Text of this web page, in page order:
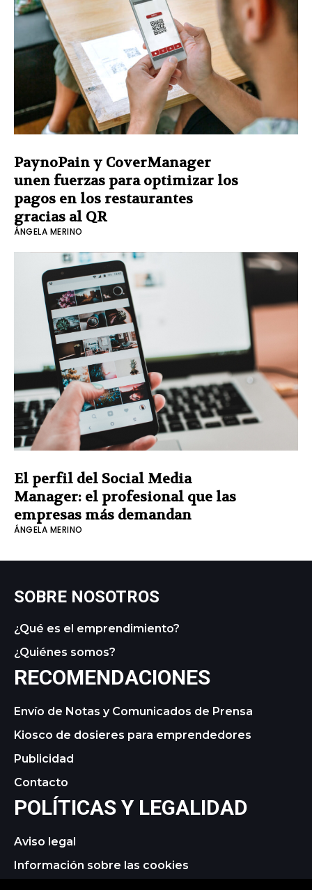
PaynoPain y CoverManager
unen fuerzas para optimizar los
pagos en los restaurantes
gracias al QR
ÁNGELA MERINO
El perfil del Social Media
Manager: el profesional que las
empresas más demandan
ÁNGELA MERINO
SOBRE NOSOTROS
¿Qué es el emprendimiento?
¿Quiénes somos?
RECOMENDACIONES
Envío de Notas y Comunicados de Prensa
Kiosco de dosieres para emprendedores
Publicidad
Contacto
POLÍTICAS Y LEGALIDAD
Aviso legal
Información sobre las cookies